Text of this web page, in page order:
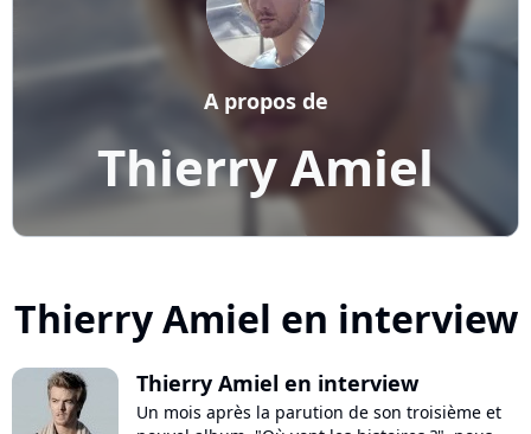
Thierry Amiel
A propos de
Thierry Amiel en interview
Thierry Amiel en interview
Un mois après la parution de son troisième et